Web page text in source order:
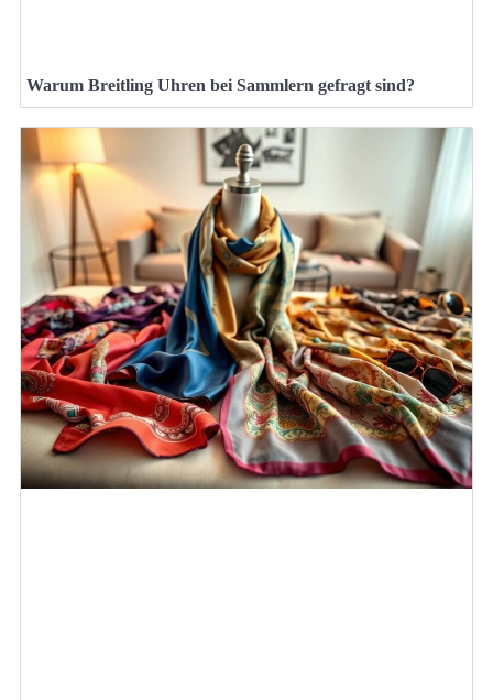
Warum Breitling Uhren bei Sammlern gefragt sind?